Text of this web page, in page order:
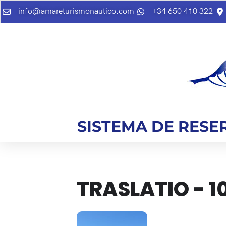
info@amareturismonautico.com +34 650 410 322
SISTEMA DE
TRASLATIO -